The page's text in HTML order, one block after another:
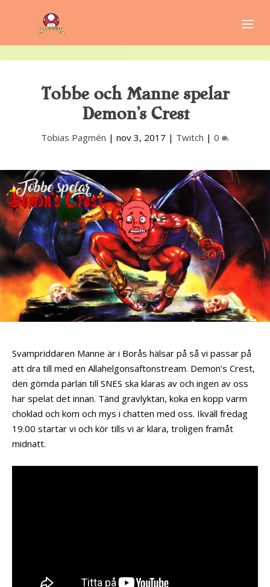
Tobbe och Manne spelar
Demon’s Crest
Tobias Pagmén | nov 3, 2017 | Twitch | 0
Svampriddaren Manne är i Borås hälsar på så vi passar på
att dra till med en Allahelgonsaftonstream. Demon’s Crest,
den gömda pärlan till SNES ska klaras av och ingen av oss
har spelat det innan. Tänd gravlyktan, koka en kopp varm
choklad och kom och mys i chatten med oss. Ikväll fredag
19.00 startar vi och kör tills vi är klara, troligen framåt
midnatt.